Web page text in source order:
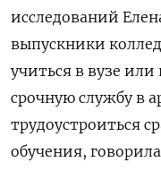
исследований
выпускники
учиться в вузе
срочную службу в
трудоустроиться
обучения,